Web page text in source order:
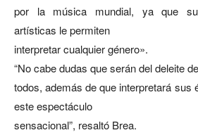
por la música mundial, ya que
artísticas le permiten
interpretar cualquier género».
“No cabe dudas que serán del deleite de
todos, además de que interpretará sus
este espectáculo
sensacional”, resaltó Brea.